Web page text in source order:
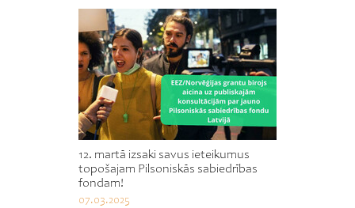
12. martā izsaki savus ieteikumus
topošajam Pilsoniskās sabiedrības
fondam!
07.03.2025